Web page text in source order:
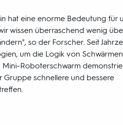
hat eine enorme Bedeutung für
wissen überraschend wenig
so der Forscher. Seit
um die Logik von
Mini-Roboterschwarm
Gruppe schnellere und bessere